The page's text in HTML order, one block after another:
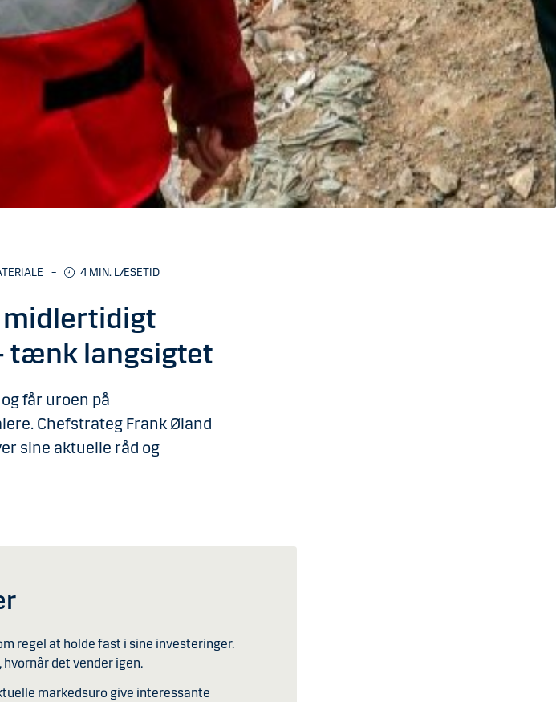
– 4 MIN. LÆSETID
midlertidigt
tænk langsigtet
får uroen på
Chefstrateg Frank Øland
sine aktuelle råd og
regel at holde fast i sine investeringer.
det vender igen.
markedsuro give interessante